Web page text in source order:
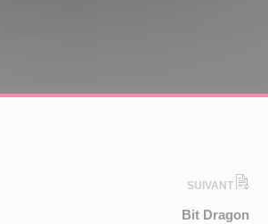
SUIVANT
Bit Dragon